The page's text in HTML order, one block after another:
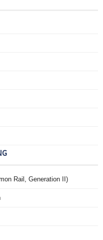
Rail, Generation II)